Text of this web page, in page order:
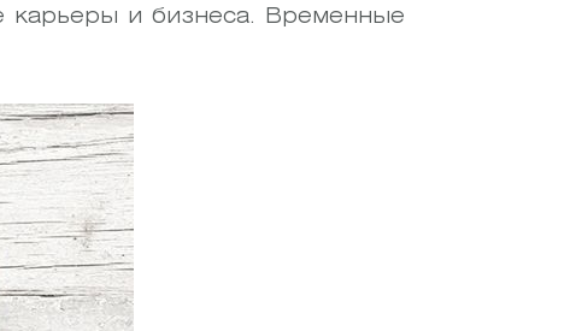
карьеры и бизнеса. Временные